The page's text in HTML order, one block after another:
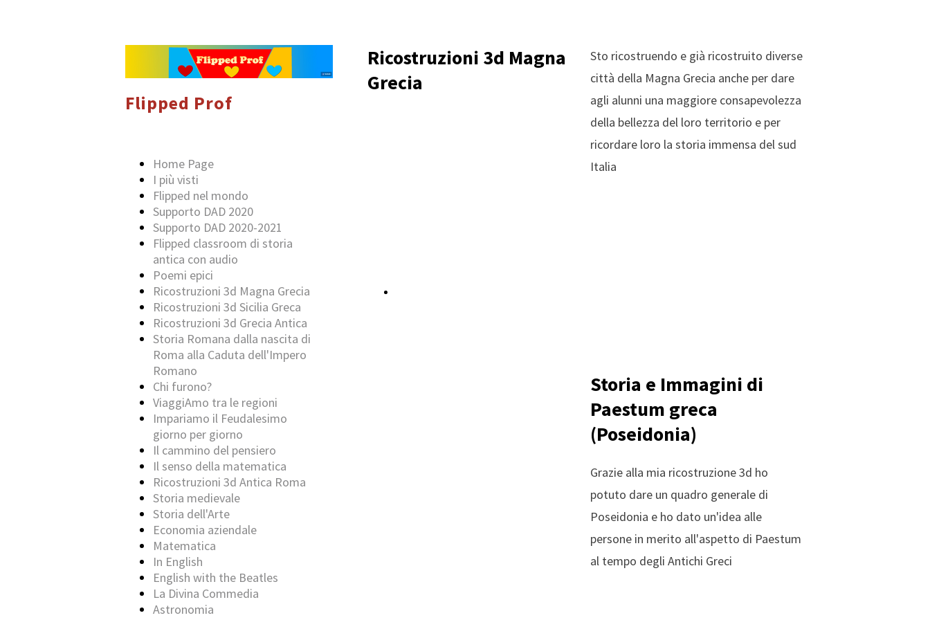
Ricostruzioni 3d Magna
Grecia
Sto ricostruendo e già ricostruito diverse
città della Magna Grecia anche per dare
agli alunni una maggiore consapevolezza
della bellezza del loro territorio e per
ricordare loro la storia immensa del sud
Italia
Flipped Prof
Home Page
I più visti
Flipped nel mondo
Supporto DAD 2020
Supporto DAD 2020-2021
Flipped classroom di storia
antica con audio
Poemi epici
Ricostruzioni 3d Magna Grecia
Ricostruzioni 3d Sicilia Greca
Ricostruzioni 3d Grecia Antica
Storia Romana dalla nascita di
Roma alla Caduta dell'Impero
Romano
Chi furono?
ViaggiAmo tra le regioni
Impariamo il Feudalesimo
giorno per giorno
Il cammino del pensiero
Il senso della matematica
Ricostruzioni 3d Antica Roma
Storia medievale
Storia dell'Arte
Economia aziendale
Matematica
In English
English with the Beatles
La Divina Commedia
Astronomia
Storia e Immagini di
Paestum greca
(Poseidonia)
Grazie alla mia ricostruzione 3d ho
potuto dare un quadro generale di
Poseidonia e ho dato un'idea alle
persone in merito all'aspetto di Paestum
al tempo degli Antichi Greci